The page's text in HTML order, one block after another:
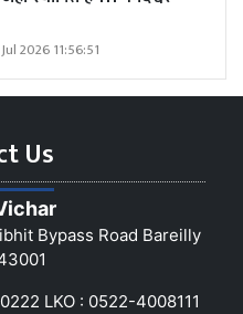
2026 11:56:51
Us
Bypass Road Bareilly
LKO : 0522-4008111